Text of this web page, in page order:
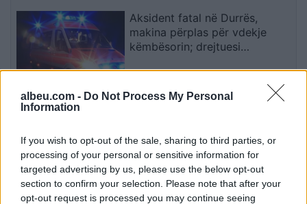
albeu.com - Do Not Process My Personal
Information
If you wish to opt-out of the sale, sharing to third parties, or
processing of your personal or sensitive information for
targeted advertising by us, please use the below opt-out
section to confirm your selection. Please note that after your
opt-out request is processed you may continue seeing
Aksident fatal në Durrës,
makina përplas për vdekje
këmbësorin; drejtuesi
VIDEO/ Ndërhyrja “horror” e
gjobë